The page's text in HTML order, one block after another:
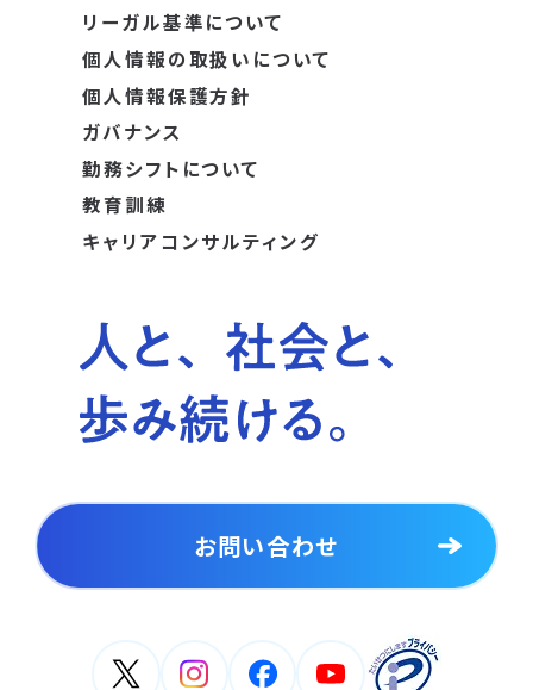
リーガル基準について
個人情報の取扱いについて
個人情報保護方針
ガバナンス
勤務シフトについて
教育訓練
キャリアコンサルティング
お問い合わせ